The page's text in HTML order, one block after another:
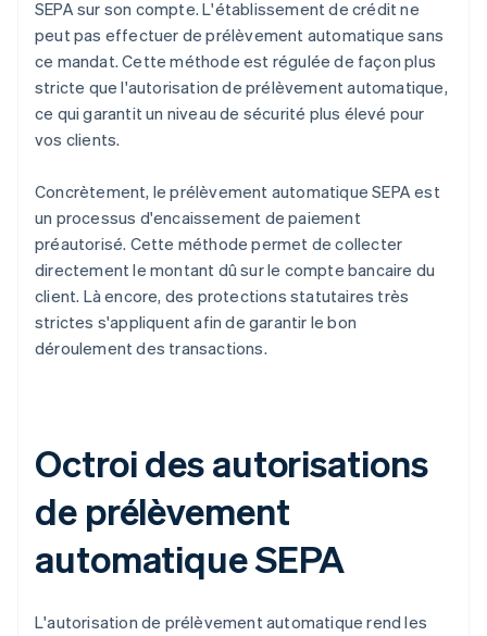
SEPA sur son compte. L'établissement de crédit ne
peut pas effectuer de prélèvement automatique sans
ce mandat. Cette méthode est régulée de façon plus
stricte que l'autorisation de prélèvement automatique,
ce qui garantit un niveau de sécurité plus élevé pour
vos clients.
Concrètement, le prélèvement automatique SEPA est
un processus d'encaissement de paiement
préautorisé. Cette méthode permet de collecter
directement le montant dû sur le compte bancaire du
client. Là encore, des protections statutaires très
strictes s'appliquent afin de garantir le bon
déroulement des transactions.
Octroi des autorisations
de prélèvement
automatique SEPA
L'autorisation de prélèvement automatique rend les